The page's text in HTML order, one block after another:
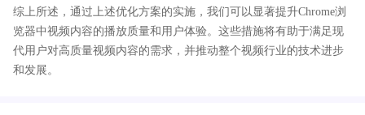
综上所述，通过上述优化方案的实施，我们可以显著提升Chrome浏
览器中视频内容的播放质量和用户体验。这些措施将有助于满足现
代用户对高质量视频内容的需求，并推动整个视频行业的技术进步
和发展。